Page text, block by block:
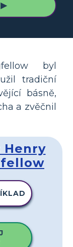
byl
tradiční
básně,
a zvěčnil
Henry